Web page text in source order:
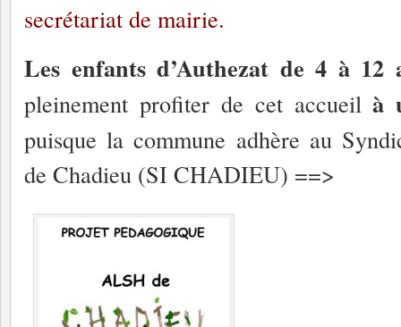
secrétariat de mairie.
Les enfants d’Authezat de 4 à 12
pleinement profiter de cet accueilà
puisque la commune adhère au
de Chadieu (SI CHADIEU) ==>